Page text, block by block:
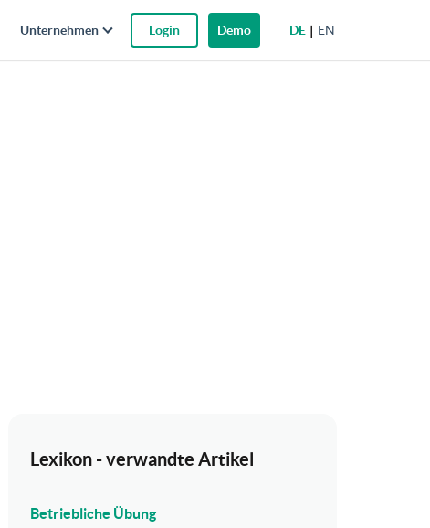
DE EN
Unternehmen Login Demo
Lexikon - verwandte Artikel
Betriebliche Übung